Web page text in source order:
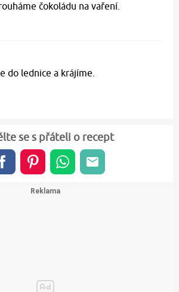
čokoládu na vaření.
do lednice a krájíme.
se s přáteli o recept